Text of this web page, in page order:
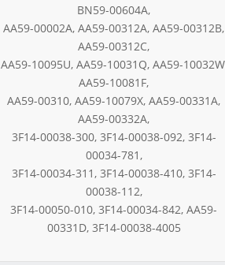
BN59-00604A,
AA59-00002A, AA59-00312A, AA59-00312B,
AA59-00312C,
AA59-10095U, AA59-10031Q, AA59-
AA59-10081F,
AA59-00310, AA59-10079X, AA59-00331A,
AA59-00332A,
3F14-00038-300, 3F14-00038-092, 3F14-
00034-781,
3F14-00034-311, 3F14-00038-410, 3F14-
00038-112,
3F14-00050-010, 3F14-00034-842, AA59-
00331D, 3F14-00038-4005